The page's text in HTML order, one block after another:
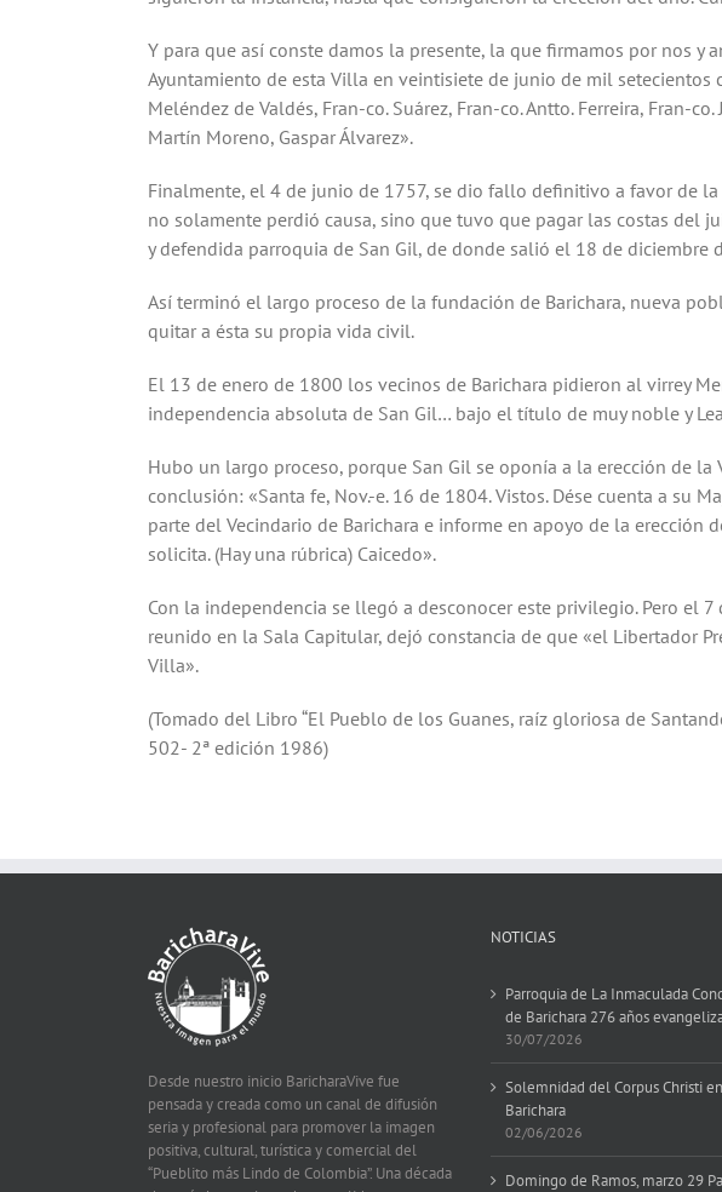
siguieron la instancia, hasta que consiguieron la erección del dho.
Y para que así conste damos la presente, la que firmamos por nos y
Ayuntamiento de esta Villa en veintisiete de junio de mil setecientos
Martín Moreno, Gaspar Álvarez».
Finalmente, el 4 de junio de 1757, se dio fallo definitivo a favor de la
y defendida parroquia de San Gil, de donde salió el 18 de diciembre
quitar a ésta su propia vida civil.
independencia absoluta de San Gil… bajo el título de muy noble y
Hubo un largo proceso, porque San Gil se oponía a la erección de la
conclusión: «Santa fe, Nov.-e. 16 de 1804. Vistos. Dése cuenta a su
solicita. (Hay una rúbrica) Caicedo».
Con la independencia se llegó a desconocer este privilegio. Pero el 7
Villa».
Desde nuestro inicio BaricharaVive fue
pensada y creada como un canal de difusión
seria y profesional para promover la imagen
NOTICIAS
Parroquia de La Inmaculada
de Barichara 276 años
30/07/2026
Solemnidad del Corpus Christi en
Barichara
02/06/2026